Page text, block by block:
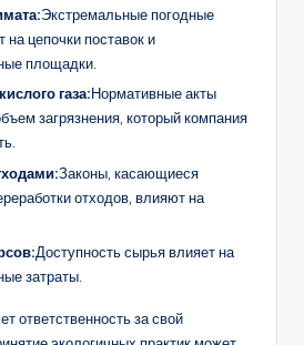
Экстремальные погодные
цепочки поставок и
площадки.
газа:Нормативные акты
загрязнения, который компания
Законы, касающиеся
отходов, влияют на
Доступность сырья влияет на
затраты.
ответственность за свой